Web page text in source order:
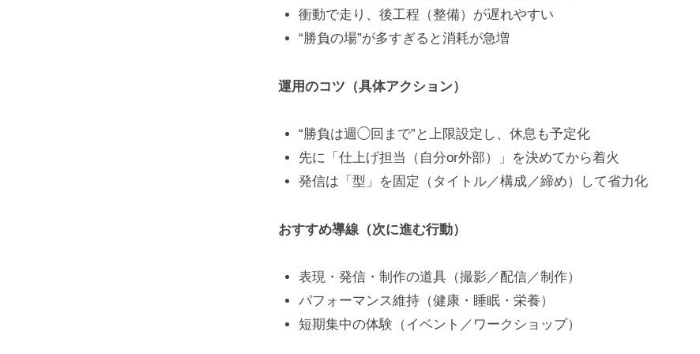
衝動で走り、後工程（整備）が遅れやすい
“勝負の場”が多すぎると消耗が急増
運用のコツ（具体アクション）
“勝負は週◯回まで”と上限設定し、休息も予定化
先に「仕上げ担当（自分or外部）」を決めてから着火
発信は「型」を固定（タイトル／構成／締め）して省力化
おすすめ導線（次に進む行動）
表現・発信・制作の道具（撮影／配信／制作）
パフォーマンス維持（健康・睡眠・栄養）
短期集中の体験（イベント／ワークショップ）